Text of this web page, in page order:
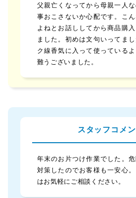
父親亡くなってから母親一人
事おこさないか心配です。こ
よねとお話ししてから商品購
ました。初めは文句いってま
ク線香気に入って使っている
難うございました。
スタッフコメン
年末のお片つけ作業でした。
対策したのでお客様も一安心
はお気軽にご相談ください。